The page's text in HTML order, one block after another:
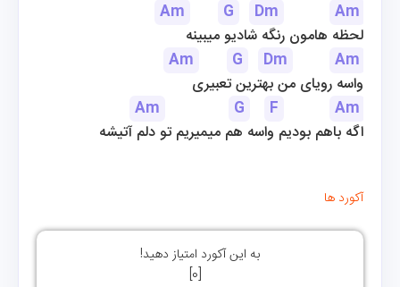
Am
G Dm
Am
لحظه هامون رنگه شادیو میبینه
Am
G Dm
Am
واسه رویای من بهترین تعبیری
Am
G F
Am
اگه باهم بودیم واسه هم میمیریم تو دلم آتیشه
آکورد ها
به این آکورد امتیاز دهید!
[
0
]